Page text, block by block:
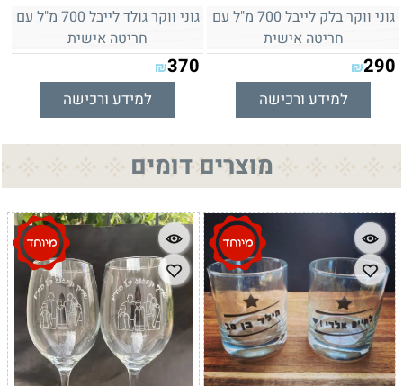
גוני ווקר בלק לייבל 700 מ"ל עם
חריטה אישית
₪290
למידע ורכישה
גוני ווקר גולד לייבל 700 מ"ל עם
חריטה אישית
₪370
למידע ורכישה
מוצרים דומים